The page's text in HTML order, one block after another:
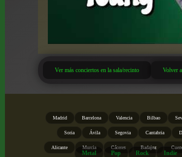
Ver más conciertos en la sala/recinto Volver
Madrid Barcelona Valencia Bilbao
Soria Ávila Segovia Cantabria
Alicante Murcia Cáceres Badajoz
Metal Pop Rock Indie